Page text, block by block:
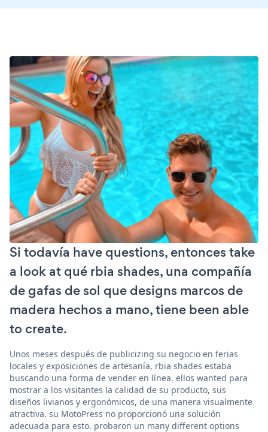
Si todavía have questions, entonces take
a look at qué rbia shades, una compañía
de gafas de sol que designs marcos de
madera hechos a mano, tiene been able
to create.
Unos meses después de publicizing su negocio en ferias
locales y exposiciones de artesanía, rbia shades estaba
buscando una forma de vender en línea. ellos wanted para
mostrar a los visitantes la calidad de su producto, sus
diseños livianos y ergonómicos, de una manera visualmente
atractiva. su MotoPress no proporcionó una solución
adecuada para esto. probaron un many different options